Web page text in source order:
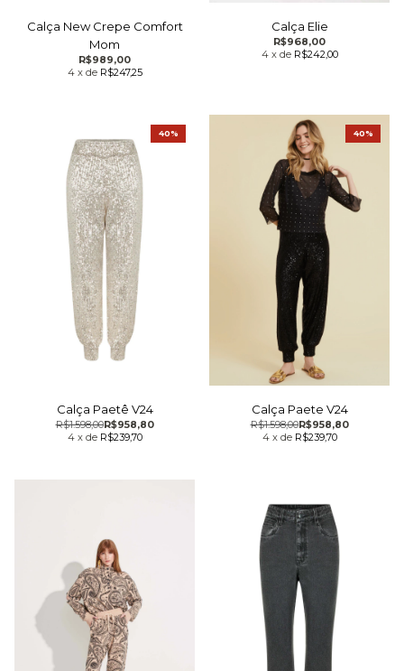
Calça New Crepe Comfort
Mom
R$989,00
4 x de R$247,25
Calça Elie
R$968,00
4 x de R$242,00
Calça Paetê V24
R$958,80
R$1.598,00
4 x de R$239,70
40%
Calça Paete V24
R$958,80
R$1.598,00
4 x de R$239,70
40%